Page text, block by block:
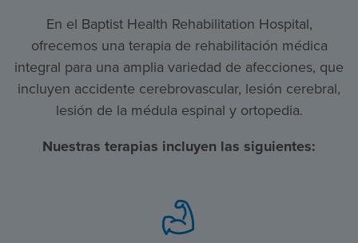
En el Baptist Health Rehabilitation Hospital,
ofrecemos una terapia de rehabilitación médica
integral para una amplia variedad de afecciones, que
incluyen accidente cerebrovascular, lesión cerebral,
lesión de la médula espinal y ortopedia.
Nuestras terapias incluyen las siguientes: